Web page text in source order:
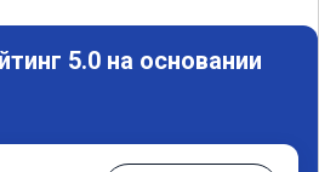
5.0 на основании